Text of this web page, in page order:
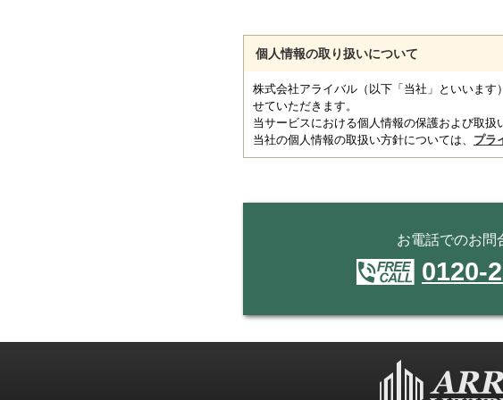
個人情報の取り扱いについて
株式会社アライバル（以下「当社」といいま
せていただきます。
当サービスにおける個人情報の保護および取扱
当社の個人情報の取扱い方針については、 プラ
お電話でのお問
0120-